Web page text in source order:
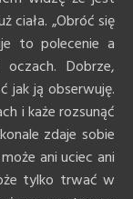
ciała. „Obróć się
to polecenie a
Dobrze,
jak ją obserwuję.
i każe rozsunąć
zdaje sobie
ani uciec ani
tylko trwać w